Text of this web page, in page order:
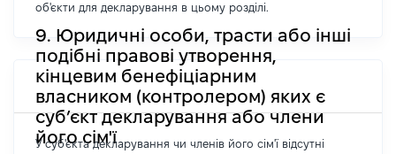
об'єкти для декларування в цьому розділі.
9. Юридичні особи, трасти або інші
подібні правові утворення,
кінцевим бенефіціарним
власником (контролером) яких є
суб’єкт декларування або члени
його сім'ї
У суб'єкта декларування чи членів його сім'ї відсутні